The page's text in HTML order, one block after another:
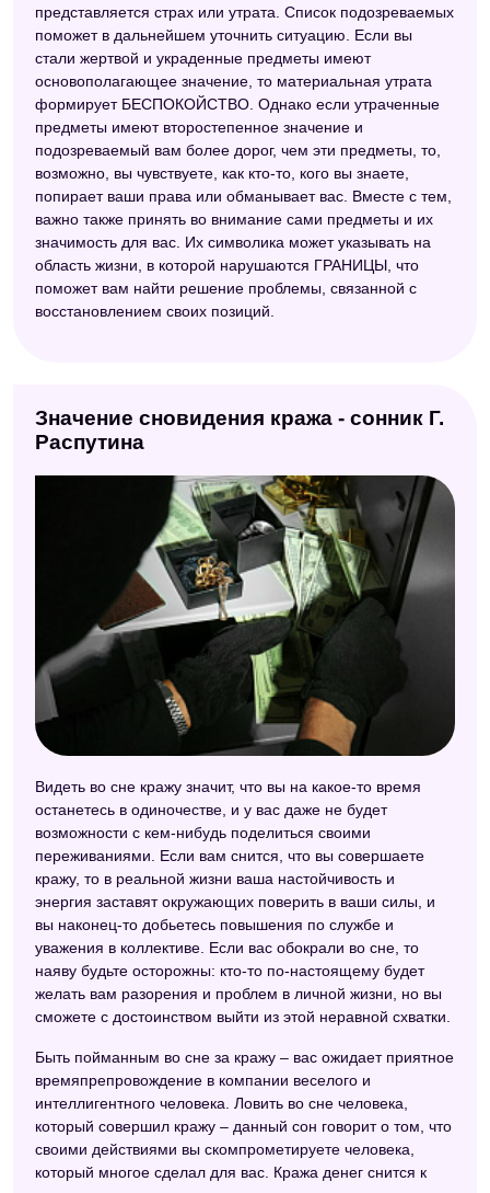
представляется страх или утрата. Список подозреваемых
поможет в дальнейшем уточнить ситуацию. Если вы
стали жертвой и украденные предметы имеют
основополагающее значение, то материальная утрата
формирует БЕСПОКОЙСТВО. Однако если утраченные
предметы имеют второстепенное значение и
подозреваемый вам более дорог, чем эти предметы, то,
возможно, вы чувствуете, как кто-то, кого вы знаете,
попирает ваши права или обманывает вас. Вместе с тем,
важно также принять во внимание сами предметы и их
значимость для вас. Их символика может указывать на
область жизни, в которой нарушаются ГРАНИЦЫ, что
поможет вам найти решение проблемы, связанной с
восстановлением своих позиций.
Значение сновидения кража - сонник Г.
Распутина
Видеть во сне кражу значит, что вы на какое-то время
останетесь в одиночестве, и у вас даже не будет
возможности с кем-нибудь поделиться своими
переживаниями. Если вам снится, что вы совершаете
кражу, то в реальной жизни ваша настойчивость и
энергия заставят окружающих поверить в ваши силы, и
вы наконец-то добьетесь повышения по службе и
уважения в коллективе. Если вас обокрали во сне, то
наяву будьте осторожны: кто-то по-настоящему будет
желать вам разорения и проблем в личной жизни, но вы
сможете с достоинством выйти из этой неравной схватки.
Быть пойманным во сне за кражу – вас ожидает приятное
времяпрепровождение в компании веселого и
интеллигентного человека. Ловить во сне человека,
который совершил кражу – данный сон говорит о том, что
своими действиями вы скомпрометируете человека,
который многое сделал для вас. Кража денег снится к